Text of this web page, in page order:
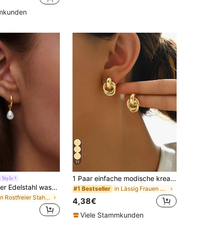
Style
1 Paar rostfreier Edelstahl wasserfester, nicht verblassender modischer Damen Ohrringe in Gold/Silber mit Tränenform-Perle, geeignet für den täglichen Gebrauch
in Rostfreier Stahl Frauen baumeln Ohrringe
11
1 Paar einfache modische kreative einzigartige Design Gold Twist Creolen, geeignet für den täglichen Gebrauch für Frauen, minimalistisch
#1 Bestseller in Lässig Frauen Ohrstecker
4,38€
Viele Stammkunden